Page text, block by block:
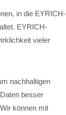
in die EYRICH-
EYRICH-
vieler
nachhaltigen
besser
können mit